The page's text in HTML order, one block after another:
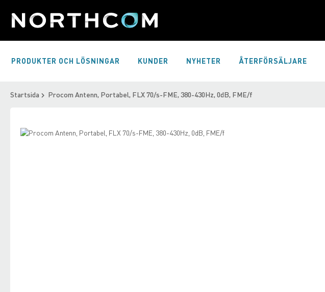
Skip
PRODUKTER OCH LÖSNINGAR KUNDER NYHETER ÅTERFÖRSÄLJARE
Startsida Procom Antenn, Portabel, FLX 70/s-FME, 380-430Hz, 0dB, FME/f
Skip